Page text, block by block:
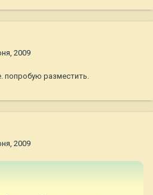
2009
попробую разместить.
2009